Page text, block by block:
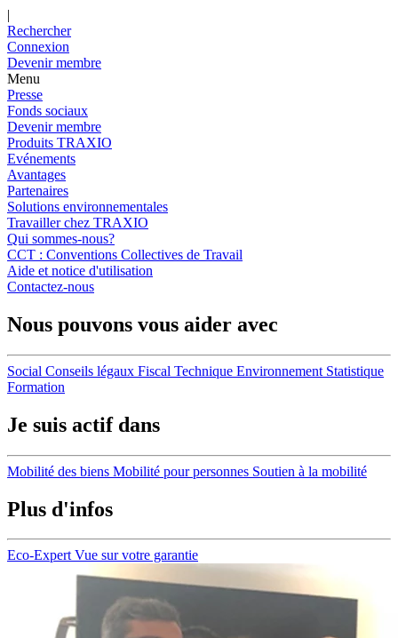
|
Rechercher
Connexion
Devenir membre
Menu
Presse
Fonds sociaux
Devenir membre
Produits TRAXIO
Evénements
Avantages
Partenaires
Solutions environnementales
Travailler chez TRAXIO
Qui sommes-nous?
CCT : Conventions Collectives de Travail
Aide et notice d'utilisation
Contactez-nous
Nous pouvons vous aider avec
Social Conseils légaux Fiscal Technique Environnement Statistique
Formation
Je suis actif dans
Mobilité des biens Mobilité pour personnes Soutien à la mobilité
Plus d'infos
Eco-Expert Vue sur votre garantie